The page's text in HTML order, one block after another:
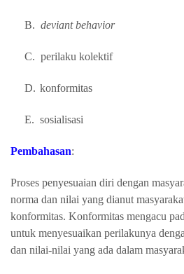
B. deviant behavior
C. perilaku kolektif
D. konformitas
E. sosialisasi
Pembahasan:
Proses penyesuaian diri dengan
norma dan nilai yang dianut
konformitas. Konformitas mengacu
untuk menyesuaikan perilakunya
dan nilai-nilai yang ada dalam